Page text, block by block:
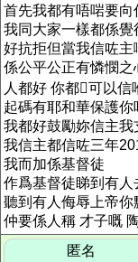
首先我都有唔啱要
我同大家一樣都係覺
好抗拒但當我信咗
係公平公正有憐憫之
人都好 你都可以
起碼有耶和華保護
我都好鼓勵妳信主我
我信主都信咗三年
我而加係基督徒
作爲基督徒睇到有
聽到有人侮辱上帝你
仲要係人稱 才子嘅
匿名